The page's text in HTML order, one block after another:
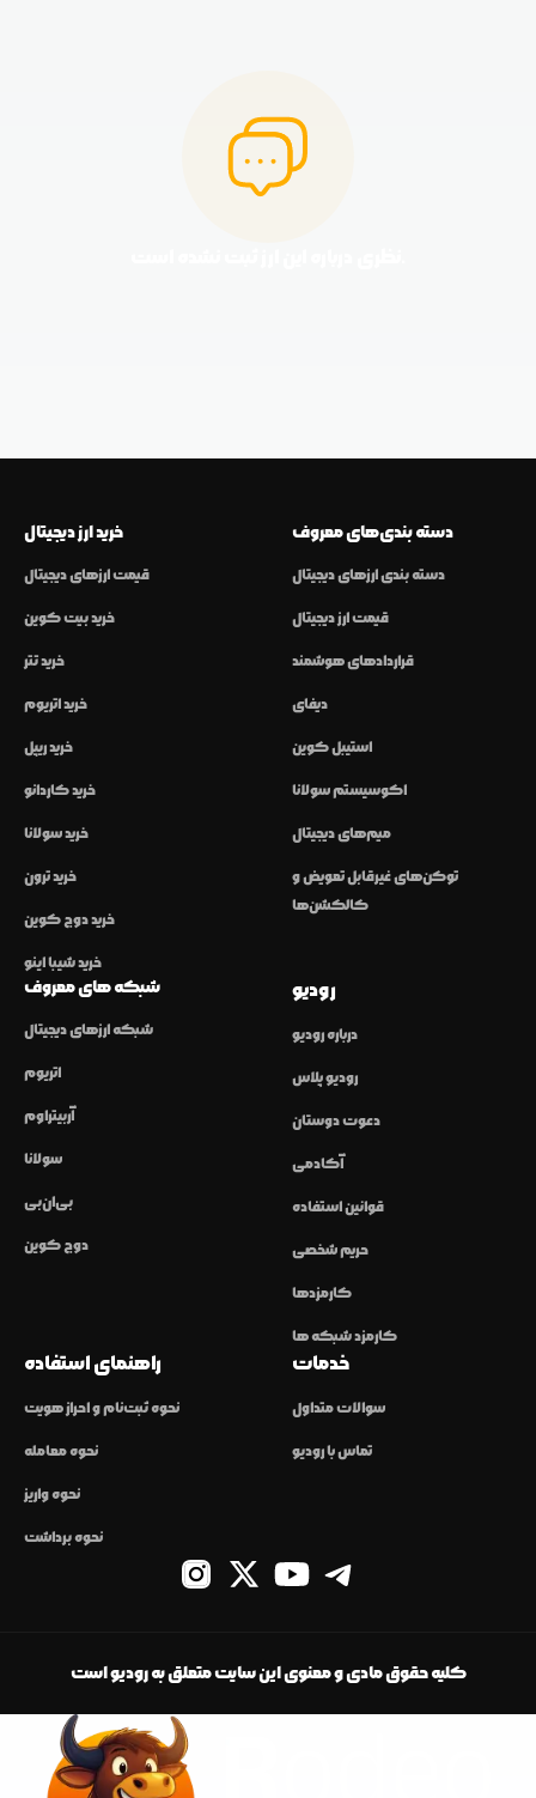
خرید ارز دیجیتال
قیمت ارزهای دیجیتال
خرید بیت کوین
خرید تتر
خرید اتریوم
خرید ریپل
خرید کاردانو
خرید سولانا
خرید ترون
خرید دوج کوین
خرید شیبا اینو
دسته بندی‌های معروف
دسته بندی ارزهای دیجیتال
قیمت ارز دیجیتال
قراردادهای هوشمند
دیفای
استیبل کوین
اکوسیستم سولانا
میم‌های دیجیتال
توکن‌های غیرقابل تعویض و
کالکشن‌ها
شبکه های معروف
شبکه ارزهای دیجیتال
اتریوم
آربیتراوم
سولانا
بی‌ان‌بی
دوج کوین
رودیو
درباره رودیو
رودیو پلاس
دعوت دوستان
آکادمی
قوانین استفاده
حریم شخصی
کارمزدها
کارمزد شبکه ها
راهنمای استفاده
نحوه ثبت‌نام و احراز هویت
نحوه معامله
نحوه واریز
نحوه برداشت
خدمات
سوالات متداول
تماس با رودیو
کلیه حقوق مادی و معنوی این سایت متعلق به رودیو است